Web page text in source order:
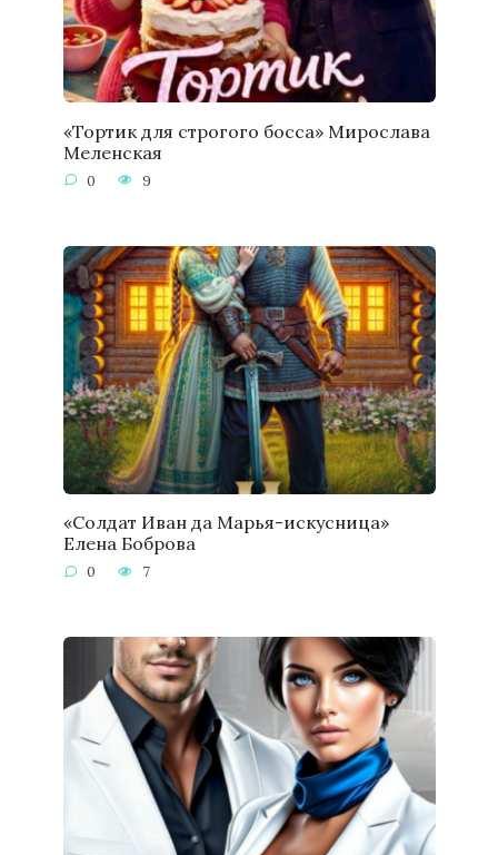
«Тортик для строгого босса» Мирослава
Меленская
0 9
«Солдат Иван да Марья-искусница»
Елена Боброва
0 7